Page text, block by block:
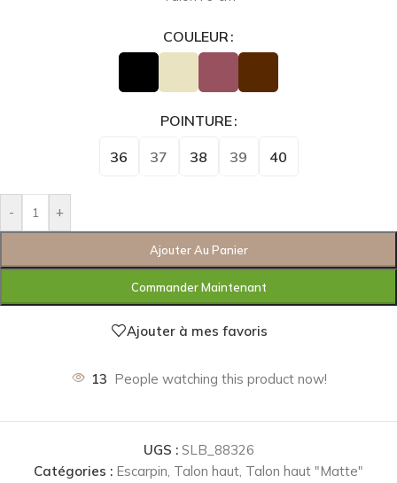
COULEUR
POINTURE
36 37 38 39 40
- +
Ajouter Au Panier
Commander Maintenant
Ajouter à mes favoris
13 People watching this product now!
UGS : SLB_88326
Catégories : Escarpin, Talon haut, Talon haut "Matte"